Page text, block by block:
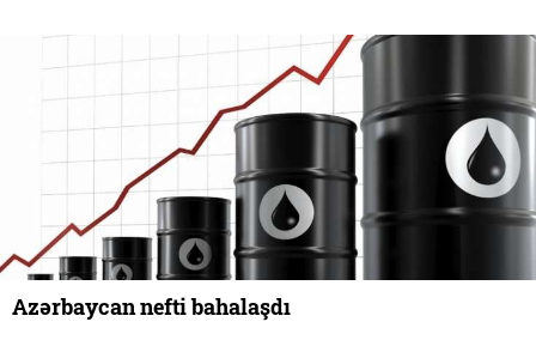
Azərbaycan nefti bahalaşdı